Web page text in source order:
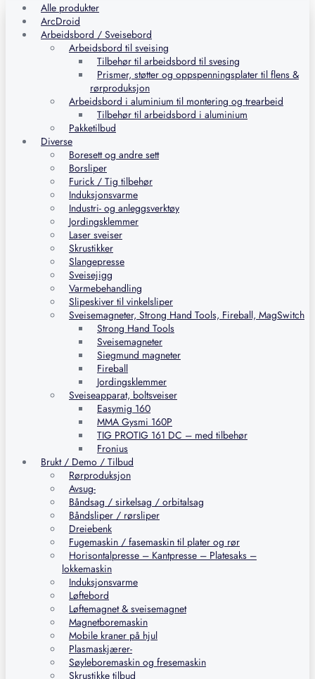
Alle produkter
ArcDroid
Arbeidsbord / Sveisebord
Arbeidsbord til sveising
Tilbehør til arbeidsbord til svesing
Prismer, støtter og oppspenningsplater til flens &
rørproduksjon
Arbeidsbord i aluminium til montering og trearbeid
Tilbehør til arbeidsbord i aluminium
Pakketilbud
Diverse
Boresett og andre sett
Borsliper
Furick / Tig tilbehør
Induksjonsvarme
Industri- og anleggsverktøy
Jordingsklemmer
Laser sveiser
Skrustikker
Slangepresse
Sveisejigg
Varmebehandling
Slipeskiver til vinkelsliper
Sveisemagneter, Strong Hand Tools, Fireball, MagSwitch
Strong Hand Tools
Sveisemagneter
Siegmund magneter
Fireball
Jordingsklemmer
Sveiseapparat, boltsveiser
Easymig 160
MMA Gysmi 160P
TIG PROTIG 161 DC – med tilbehør
Fronius
Brukt / Demo / Tilbud
Rørproduksjon
Avsug-
Båndsag / sirkelsag / orbitalsag
Båndsliper / rørsliper
Dreiebenk
Fugemaskin / fasemaskin til plater og rør
Horisontalpresse – Kantpresse – Platesaks –
lokkemaskin
Induksjonsvarme
Løftebord
Løftemagnet & sveisemagnet
Magnetboremaskin
Mobile kraner på hjul
Plasmaskjærer-
Søyleboremaskin og fresemaskin
Skrustikke tilbud